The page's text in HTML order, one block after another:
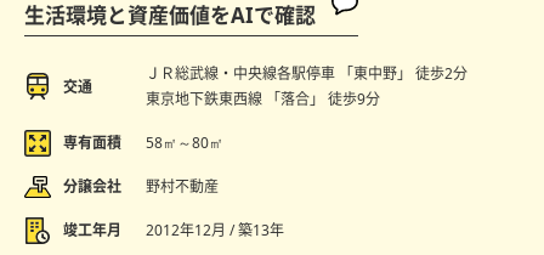
生活環境と資産価値をAIで確認
交通
ＪＲ総武線・中央線各駅停車 「東中野」 徒歩2分
東京地下鉄東西線 「落合」 徒歩9分
専有面積 58㎡～80㎡
分譲会社 野村不動産
竣工年月 2012年12月 / 築13年